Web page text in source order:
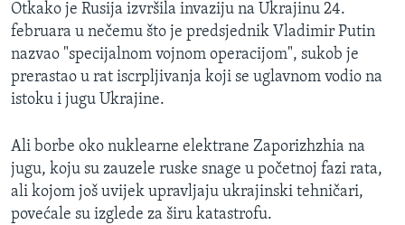
Otkako je Rusija izvršila invaziju na Ukrajinu 24.
februara u nečemu što je predsjednik Vladimir Putin
nazvao "specijalnom vojnom operacijom", sukob je
prerastao u rat iscrpljivanja koji se uglavnom vodio na
istoku i jugu Ukrajine.
Ali borbe oko nuklearne elektrane Zaporizhzhia na
jugu, koju su zauzele ruske snage u početnoj fazi rata,
ali kojom još uvijek upravljaju ukrajinski tehničari,
povećale su izglede za širu katastrofu.